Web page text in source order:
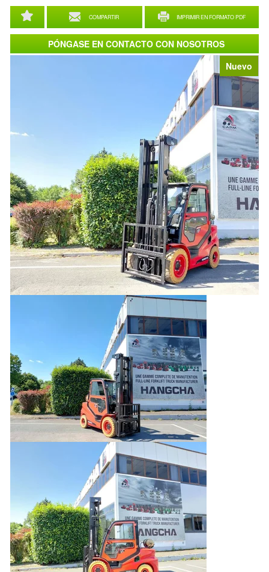
Nuevo
COMPARTIR IMPRIMIR EN FORMATO PDF
PÓNGASE EN CONTACTO CON NOSOTROS